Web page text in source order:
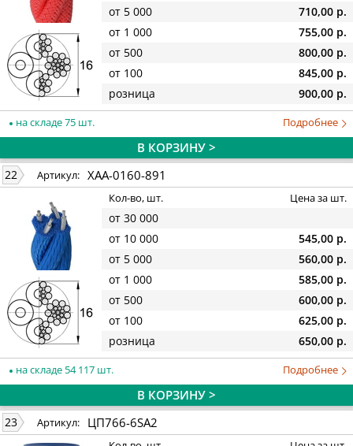
от 5 000
710,00 р.
от 1 000
755,00 р.
от 500
800,00 р.
от 100
845,00 р.
розница
900,00 р.
на складе 75 шт. Подробнее
В КОРЗИНУ >
22 Артикул: XAA-0160-891
Кол-во, шт. Цена за шт.
от 30 000
от 10 000
545,00 р.
от 5 000
560,00 р.
от 1 000
585,00 р.
от 500
600,00 р.
от 100
625,00 р.
розница
650,00 р.
на складе 54 117 шт. Подробнее
В КОРЗИНУ >
23 Артикул: ЦП766-6SА2